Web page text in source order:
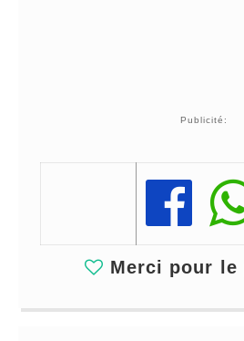
Publicité:
Merci pour le